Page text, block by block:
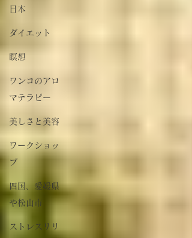
日本
ダイエット
瞑想
ワンコのアロ
マテラピー
美しさと美容
ワークショッ
プ
四国、愛媛県
や松山市
ストレスリリ